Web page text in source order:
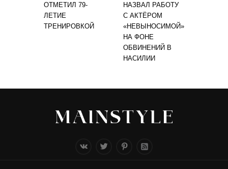
ОТМЕТИЛ 79-
ЛЕТИЕ
ТРЕНИРОВКОЙ
НАЗВАЛ РАБОТУ
С АКТЁРОМ
«НЕВЫНОСИМОЙ»
НА ФОНЕ
ОБВИНЕНИЙ В
НАСИЛИИ